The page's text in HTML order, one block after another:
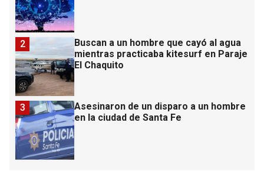
Buscan a un hombre que cayó al agua
mientras practicaba kitesurf en Paraje
El Chaquito
2
Asesinaron de un disparo a un hombre
en la ciudad de Santa Fe
3